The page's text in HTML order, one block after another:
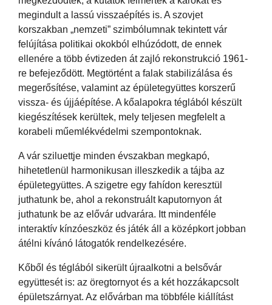
megindult a lassú visszaépítés is. A szovjet
korszakban „nemzeti” szimbólumnak tekintett vár
felújítása politikai okokból elhúzódott, de ennek
ellenére a több évtizeden át zajló rekonstrukció 1961-
re befejeződött. Megtörtént a falak stabilizálása és
megerősítése, valamint az épületegyüttes korszerű
vissza- és újjáépítése. A kőalapokra téglából készült
kiegészítések kerültek, mely teljesen megfelelt a
korabeli műemlékvédelmi szempontoknak.
A vár sziluettje minden évszakban megkapó,
hihetetlenül harmonikusan illeszkedik a tájba az
épületegyüttes. A szigetre egy fahídon keresztül
juthatunk be, ahol a rekonstruált kaputornyon át
juthatunk be az elővár udvarára. Itt mindenféle
interaktív kínzóeszköz és játék áll a középkort jobban
átélni kívánó látogatók rendelkezésére.
Kőből és téglából sikerült újraalkotni a belsővár
együttesét is: az öregtornyot és a két hozzákapcsolt
épületszárnyat. Az elővárban ma többféle kiállítást